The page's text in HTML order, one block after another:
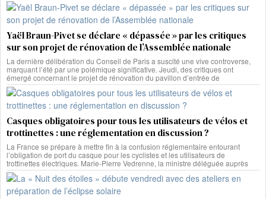
Yaël Braun-Pivet se déclare « dépassée » par les critiques
sur son projet de rénovation de l’Assemblée nationale
La dernière délibération du Conseil de Paris a suscité une vive controverse,
marquant l’été par une polémique significative. Jeudi, des critiques ont
émergé concernant le projet de rénovation du pavillon d’entrée de
Casques obligatoires pour tous les utilisateurs de vélos et
trottinettes : une réglementation en discussion ?
La France se prépare à mettre fin à la confusion réglementaire entourant
l’obligation de port du casque pour les cyclistes et les utilisateurs de
trottinettes électriques. Marie-Pierre Vedrenne, la ministre déléguée auprès